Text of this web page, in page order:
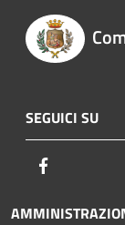
SEGUICI SU